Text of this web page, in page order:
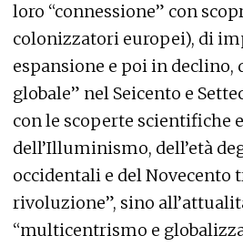
loro “connessione” con
colonizzatori europei), di
espansione e poi in declino,
globale” nel Seicento e
con le scoperte scientifiche
dell’Illuminismo, dell’età
occidentali e del Novecento
rivoluzione”, sino
“multicentrismo e